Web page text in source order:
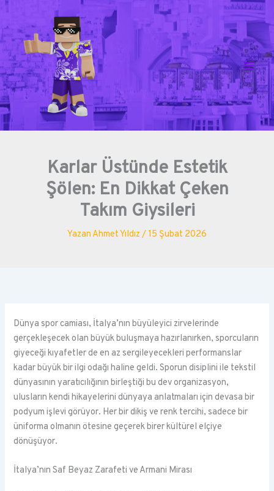
İçeriğe
Karlar Üstünde Estetik
Şölen: En Dikkat Çeken
Takım Giysileri
Yazan Ahmet Yıldız / 15 Şubat 2026
Dünya spor camiası, İtalya’nın büyüleyici zirvelerinde
gerçekleşecek olan büyük buluşmaya hazırlanırken, sporcuların
giyeceği kıyafetler de en az sergileyecekleri performanslar
kadar büyük bir ilgi odağı haline geldi. Sporun disiplini ile tekstil
dünyasının yaratıcılığının birleştiği bu dev organizasyon,
ulusların kendi hikayelerini dünyaya anlatmaları için devasa bir
podyum işlevi görüyor. Her bir dikiş ve renk tercihi, sadece bir
üniforma olmanın ötesine geçerek birer kültürel elçiye
dönüşüyor.
İtalya’nın Saf Beyaz Zarafeti ve Armani Mirası